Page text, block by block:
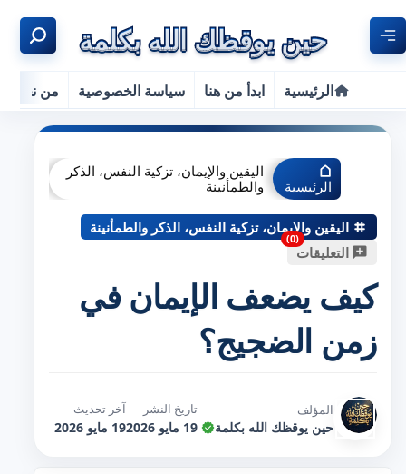
الرئيسية ابدأ من هنا سياسة الخصوصية من نحن
الرئيسية
اليقين والإيمان، تزكية النفس، الذكر
والطمأنينة
اليقين والإيمان، تزكية النفس، الذكر والطمأنينة
التعليقات
كيف يضعف الإيمان في
زمن الضجيج؟
المؤلف
حين يوقظك الله بكلمة
تاريخ النشر
19 مايو 2026
آخر تحديث
19 مايو 2026